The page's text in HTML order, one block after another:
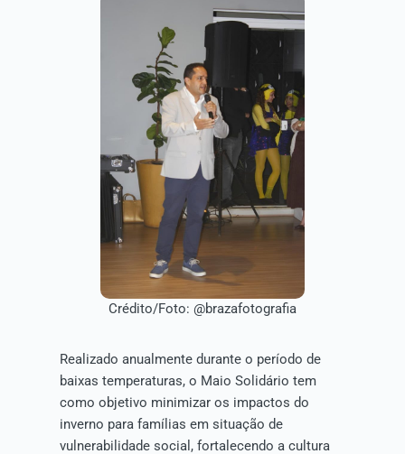
Crédito/Foto: @brazafotografia
Realizado anualmente durante o período de
baixas temperaturas, o Maio Solidário tem
como objetivo minimizar os impactos do
inverno para famílias em situação de
vulnerabilidade social, fortalecendo a cultura